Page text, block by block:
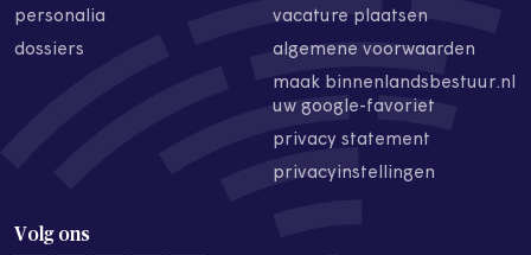
personalia
dossiers
vacature plaatsen
algemene voorwaarden
maak binnenlandsbestuur.nl
uw google-favoriet
privacy statement
privacyinstellingen
Volg ons